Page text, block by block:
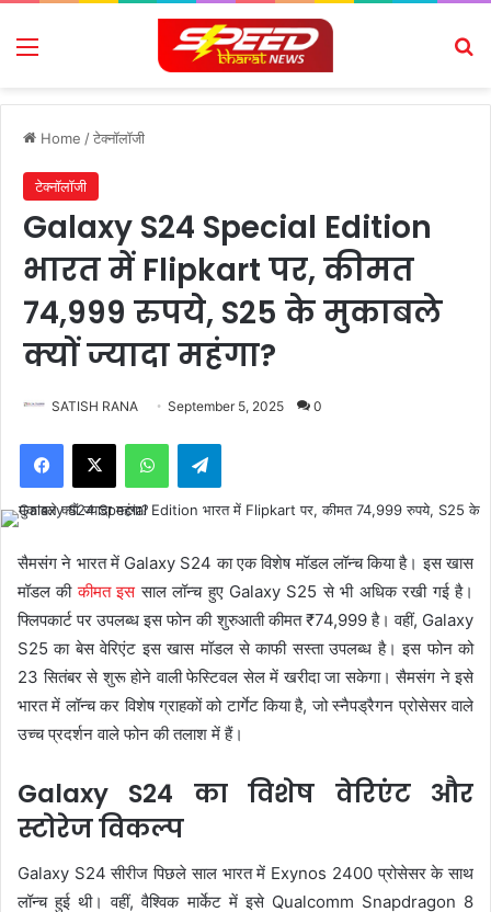
Menu
Home /टेक्नॉलॉजी
टेक्नॉलॉजी
Galaxy S24 Special Edition
भारत में Flipkart पर, कीमत
74,999 रुपये, S25 के मुकाबले
क्यों ज्यादा महंगा?
SATISH RANA September 5, 2025 0
Facebook
X WhatsAppTelegram
सैमसंग ने भारत में Galaxy S24 का एक विशेष मॉडल लॉन्च किया है। इस खास
मॉडल कीकीमत इससाल लॉन्च हुए Galaxy S25 से भी अधिक रखी गई है।
फ्लिपकार्ट पर उपलब्ध इस फोन की शुरुआती कीमत ₹74,999 है। वहीं, Galaxy
S25 का बेस वेरिएंट इस खास मॉडल से काफी सस्ता उपलब्ध है। इस फोन को
23 सितंबर से शुरू होने वाली फेस्टिवल सेल में खरीदा जा सकेगा। सैमसंग ने इसे
भारत में लॉन्च कर विशेष ग्राहकों को टार्गेट किया है, जो स्नैपड्रैगन प्रोसेसर वाले
उच्च प्रदर्शन वाले फोन की तलाश में हैं।
Galaxy S24 का विशेष वेरिएंट और
स्टोरेज विकल्प
Galaxy S24 सीरीज पिछले साल भारत में Exynos 2400 प्रोसेसर के साथ
लॉन्च हुई थी। वहीं, वैश्विक मार्केट में इसे Qualcomm Snapdragon 8